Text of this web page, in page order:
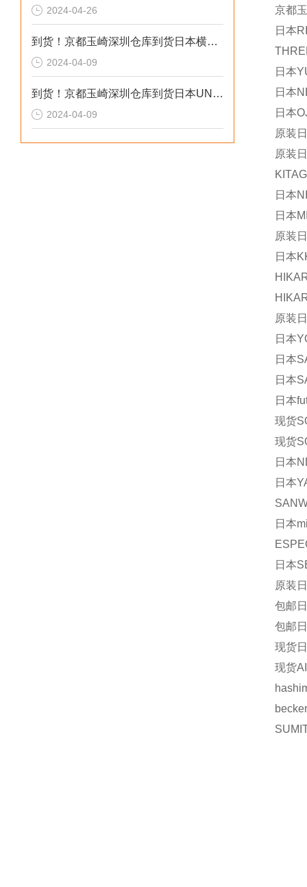
2024-04-26
到货！京都玉崎深圳仓库到货日本横河 电导率仪传感器 SC8SG-R31-T-305-P1-A
2024-04-09
到货！京都玉崎深圳仓库到货日本UNITTA音波式皮带张力计U-550替换U-508
2024-04-09
京都
日本
日本
日本
日本
原装
原装
日本
日本
原装
日本
原装
日本
日本
日本
日本
现货
现货
日本
日本
日本
日本
原装
包邮
包邮
现货
现货